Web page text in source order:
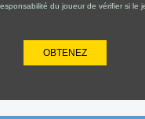
du joueur de vérifier si le
OBTENEZ